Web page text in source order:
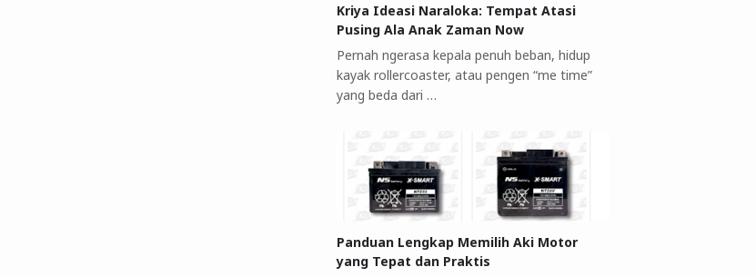
Kriya Ideasi Naraloka: Tempat Atasi
Pusing Ala Anak Zaman Now
Pernah ngerasa kepala penuh beban, hidup
kayak rollercoaster, atau pengen “me time”
yang beda dari …
Panduan Lengkap Memilih Aki Motor
yang Tepat dan Praktis